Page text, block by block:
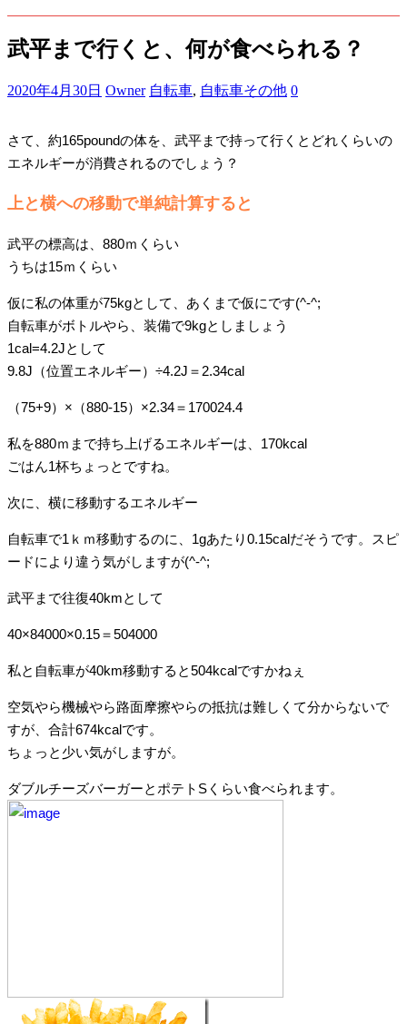
武平まで行くと、何が食べられる？
2020年4月30日 Owner 自転車, 自転車その他 0
さて、約165poundの体を、武平まで持って行くとどれくらいの
エネルギーが消費されるのでしょう？
上と横への移動で単純計算すると
武平の標高は、880ｍくらい
うちは15ｍくらい
仮に私の体重が75kgとして、あくまで仮にです(^-^;
自転車がボトルやら、装備で9kgとしましょう
1cal=4.2Jとして
9.8J（位置エネルギー）÷4.2J＝2.34cal
（75+9）×（880-15）×2.34＝170024.4
私を880ｍまで持ち上げるエネルギーは、170kcal
ごはん1杯ちょっとですね。
次に、横に移動するエネルギー
自転車で1ｋｍ移動するのに、1gあたり0.15calだそうです。スピ
ードにより違う気がしますが(^-^;
武平まで往復40kmとして
40×84000×0.15＝504000
私と自転車が40km移動すると504kcalですかねぇ
空気やら機械やら路面摩擦やらの抵抗は難しくて分からないで
すが、合計674kcalです。
ちょっと少い気がしますが。
ダブルチーズバーガーとポテトSくらい食べられます。